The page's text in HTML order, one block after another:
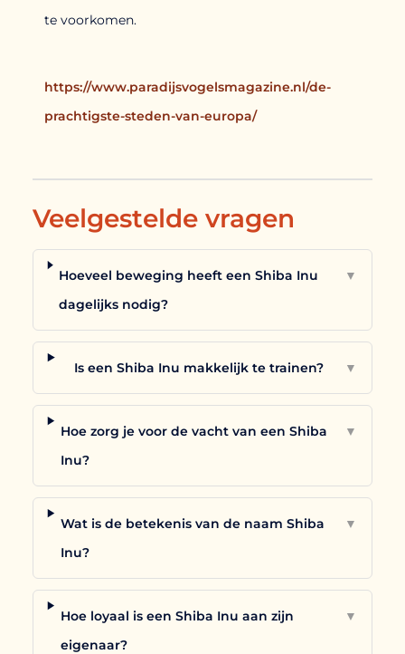
te voorkomen.
https://www.paradijsvogelsmagazine.nl/de-
prachtigste-steden-van-europa/
Veelgestelde vragen
Hoeveel beweging heeft een Shiba Inu
dagelijks nodig?
▼
Is een Shiba Inu makkelijk te trainen? ▼
Hoe zorg je voor de vacht van een Shiba
Inu?
▼
Wat is de betekenis van de naam Shiba
Inu?
▼
Hoe loyaal is een Shiba Inu aan zijn
eigenaar?
▼